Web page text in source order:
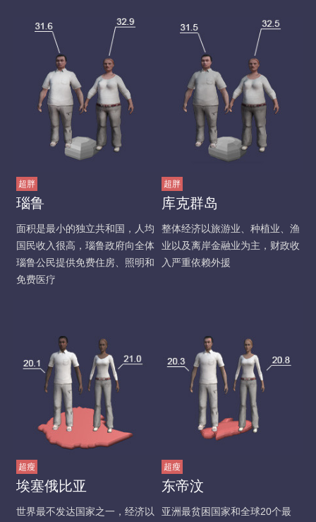
超胖
瑙鲁
面积是最小的独立共和国，人均
国民收入很高，瑙鲁政府向全体
瑙鲁公民提供免费住房、照明和
免费医疗
超胖
库克群岛
整体经济以旅游业、种植业、渔
业以及离岸金融业为主，财政收
入严重依赖外援
超瘦
埃塞俄比亚
世界最不发达国家之一，经济以
超瘦
东帝汶
亚洲最贫困国家和全球20个最